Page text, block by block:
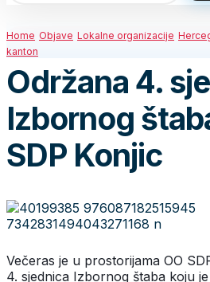
Home Objave Lokalne organizacije
kanton
Održana 4.
Izbornog
SDP Konjic
Večeras je u prostorijama OO
4. sjednica Izbornog štaba koju